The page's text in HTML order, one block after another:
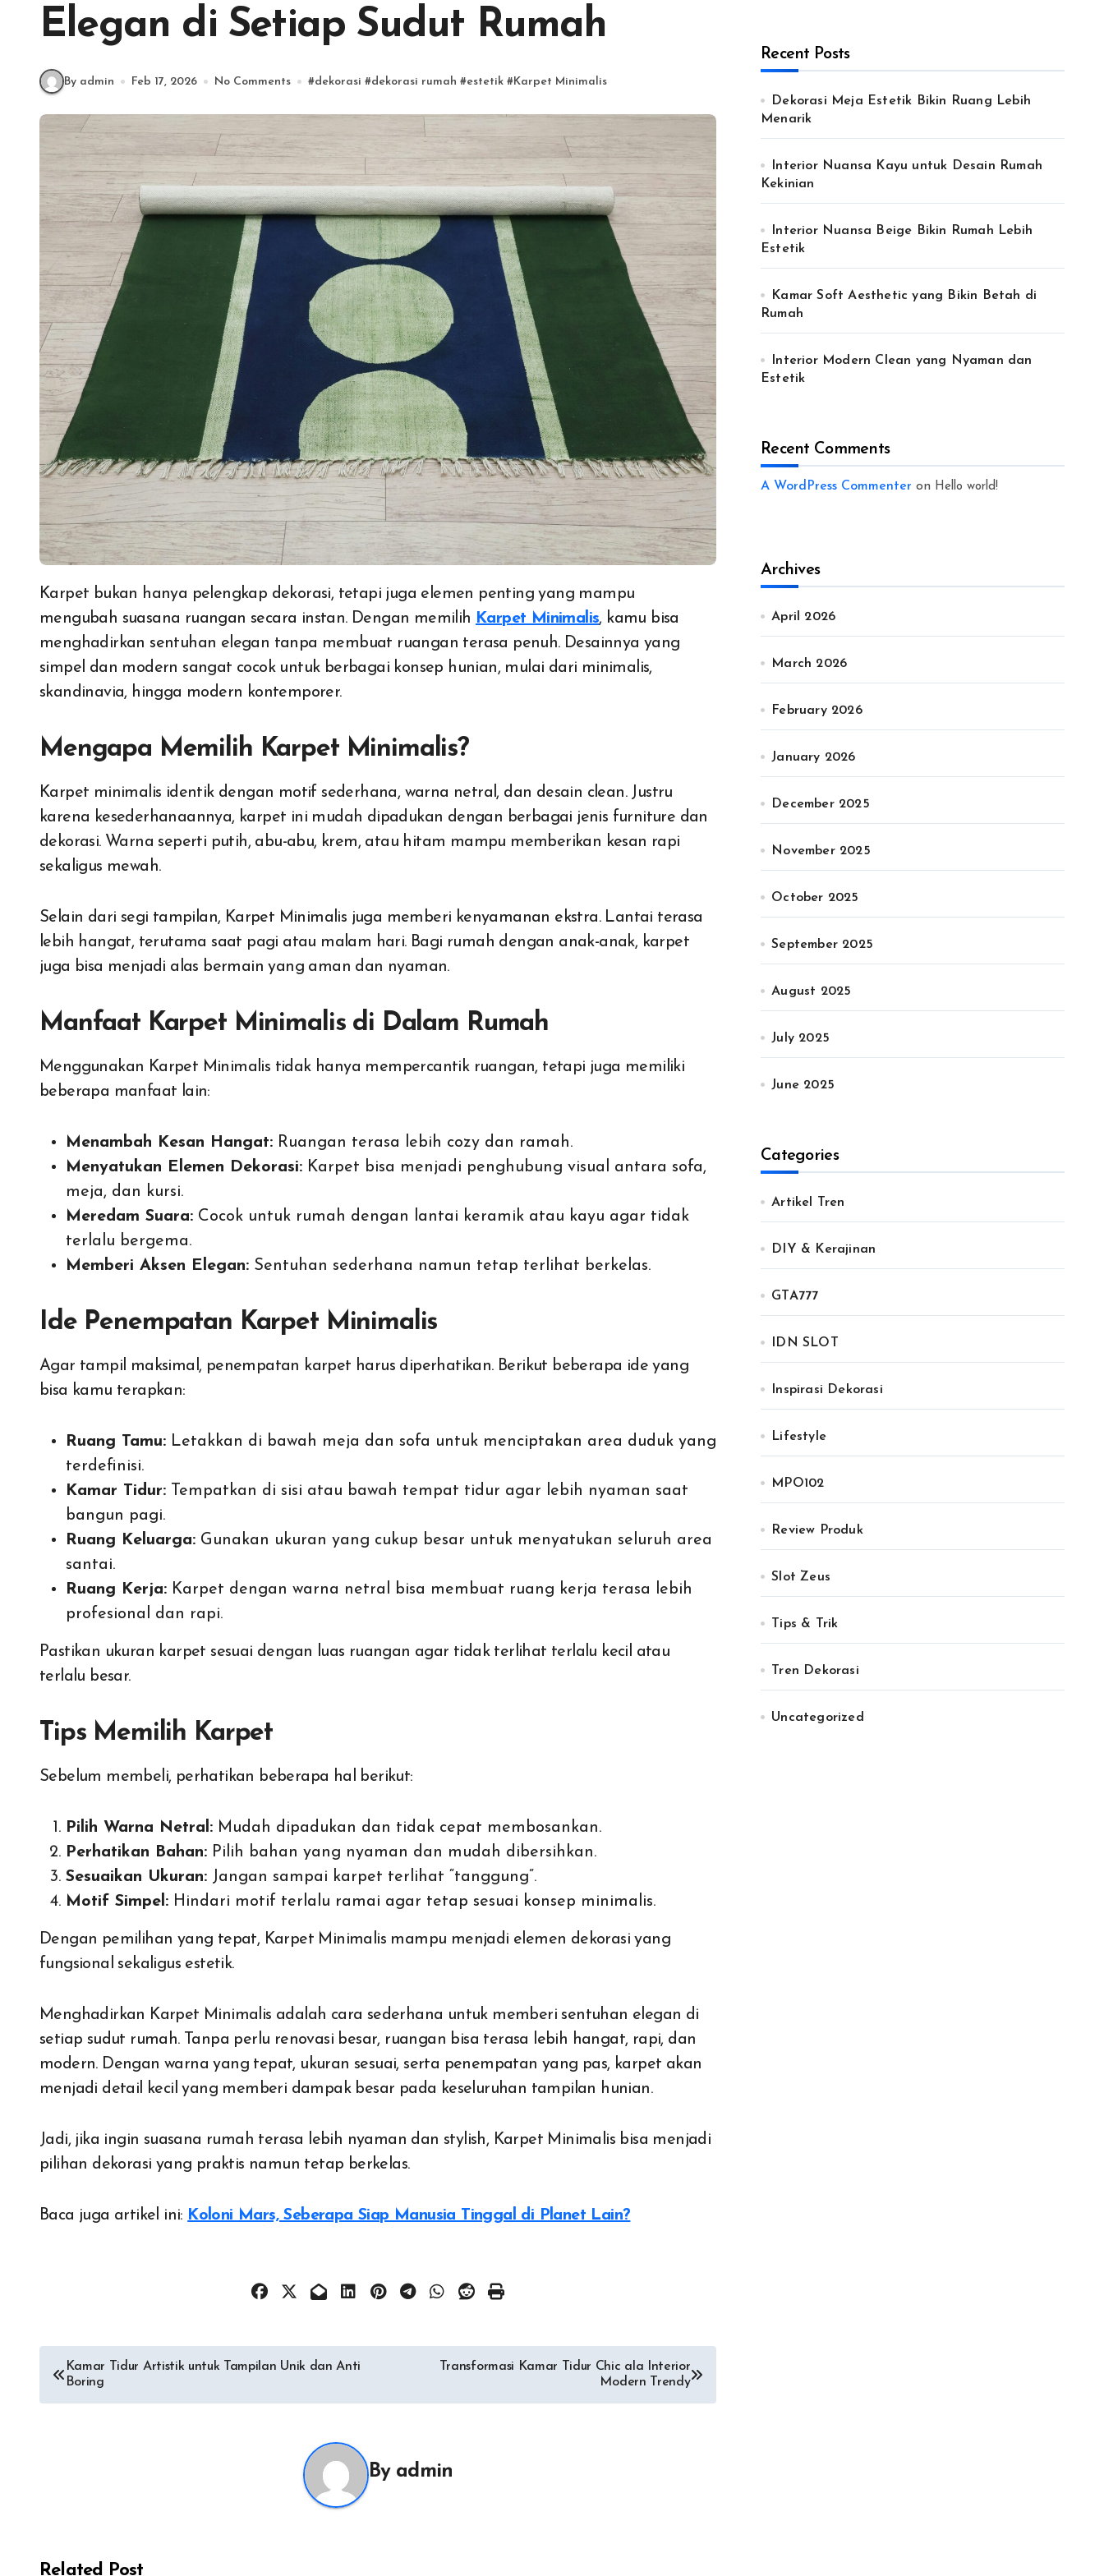
Elegan di Setiap Sudut Rumah
By admin Feb 17, 2026 No Comments #dekorasi #dekorasi rumah #estetik #Karpet Minimalis
Karpet bukan hanya pelengkap dekorasi, tetapi juga elemen penting yang mampu
mengubah suasana ruangan secara instan. Dengan memilih Karpet Minimalis, kamu bisa
menghadirkan sentuhan elegan tanpa membuat ruangan terasa penuh. Desainnya yang
simpel dan modern sangat cocok untuk berbagai konsep hunian, mulai dari minimalis,
skandinavia, hingga modern kontemporer.
Mengapa Memilih Karpet Minimalis?
Karpet minimalis identik dengan motif sederhana, warna netral, dan desain clean. Justru
karena kesederhanaannya, karpet ini mudah dipadukan dengan berbagai jenis furniture dan
dekorasi. Warna seperti putih, abu-abu, krem, atau hitam mampu memberikan kesan rapi
sekaligus mewah.
Selain dari segi tampilan, Karpet Minimalis juga memberi kenyamanan ekstra. Lantai terasa
lebih hangat, terutama saat pagi atau malam hari. Bagi rumah dengan anak-anak, karpet
juga bisa menjadi alas bermain yang aman dan nyaman.
Manfaat Karpet Minimalis di Dalam Rumah
Menggunakan Karpet Minimalis tidak hanya mempercantik ruangan, tetapi juga memiliki
beberapa manfaat lain:
Menambah Kesan Hangat: Ruangan terasa lebih cozy dan ramah.
Menyatukan Elemen Dekorasi: Karpet bisa menjadi penghubung visual antara sofa,
meja, dan kursi.
Meredam Suara: Cocok untuk rumah dengan lantai keramik atau kayu agar tidak
terlalu bergema.
Memberi Aksen Elegan: Sentuhan sederhana namun tetap terlihat berkelas.
Ide Penempatan Karpet Minimalis
Agar tampil maksimal, penempatan karpet harus diperhatikan. Berikut beberapa ide yang
bisa kamu terapkan:
Ruang Tamu: Letakkan di bawah meja dan sofa untuk menciptakan area duduk yang
terdefinisi.
Kamar Tidur: Tempatkan di sisi atau bawah tempat tidur agar lebih nyaman saat
bangun pagi.
Ruang Keluarga: Gunakan ukuran yang cukup besar untuk menyatukan seluruh area
santai.
Ruang Kerja: Karpet dengan warna netral bisa membuat ruang kerja terasa lebih
profesional dan rapi.
Pastikan ukuran karpet sesuai dengan luas ruangan agar tidak terlihat terlalu kecil atau
terlalu besar.
Tips Memilih Karpet
Sebelum membeli, perhatikan beberapa hal berikut:
Pilih Warna Netral: Mudah dipadukan dan tidak cepat membosankan.
Perhatikan Bahan: Pilih bahan yang nyaman dan mudah dibersihkan.
Sesuaikan Ukuran: Jangan sampai karpet terlihat “tanggung”.
Motif Simpel: Hindari motif terlalu ramai agar tetap sesuai konsep minimalis.
Dengan pemilihan yang tepat, Karpet Minimalis mampu menjadi elemen dekorasi yang
fungsional sekaligus estetik.
Menghadirkan Karpet Minimalis adalah cara sederhana untuk memberi sentuhan elegan di
setiap sudut rumah. Tanpa perlu renovasi besar, ruangan bisa terasa lebih hangat, rapi, dan
modern. Dengan warna yang tepat, ukuran sesuai, serta penempatan yang pas, karpet akan
menjadi detail kecil yang memberi dampak besar pada keseluruhan tampilan hunian.
Jadi, jika ingin suasana rumah terasa lebih nyaman dan stylish, Karpet Minimalis bisa menjadi
pilihan dekorasi yang praktis namun tetap berkelas.
Baca juga artikel ini: Koloni Mars, Seberapa Siap Manusia Tinggal di Planet Lain?
Post
navigation
Kamar Tidur Artistik untuk Tampilan Unik dan Anti
Boring
Transformasi Kamar Tidur Chic ala Interior
Modern Trendy
By admin
Related Post
Recent Posts
Dekorasi Meja Estetik Bikin Ruang Lebih
Menarik
Interior Nuansa Kayu untuk Desain Rumah
Kekinian
Interior Nuansa Beige Bikin Rumah Lebih
Estetik
Kamar Soft Aesthetic yang Bikin Betah di
Rumah
Interior Modern Clean yang Nyaman dan
Estetik
Recent Comments
A WordPress Commenter on Hello world!
Archives
April 2026
March 2026
February 2026
January 2026
December 2025
November 2025
October 2025
September 2025
August 2025
July 2025
June 2025
Categories
Artikel Tren
DIY & Kerajinan
GTA777
IDN SLOT
Inspirasi Dekorasi
Lifestyle
MPO102
Review Produk
Slot Zeus
Tips & Trik
Tren Dekorasi
Uncategorized